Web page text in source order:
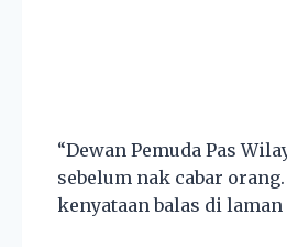
“Dewan Pemuda Pas
sebelum nak cabar
kenyataan balas di laman